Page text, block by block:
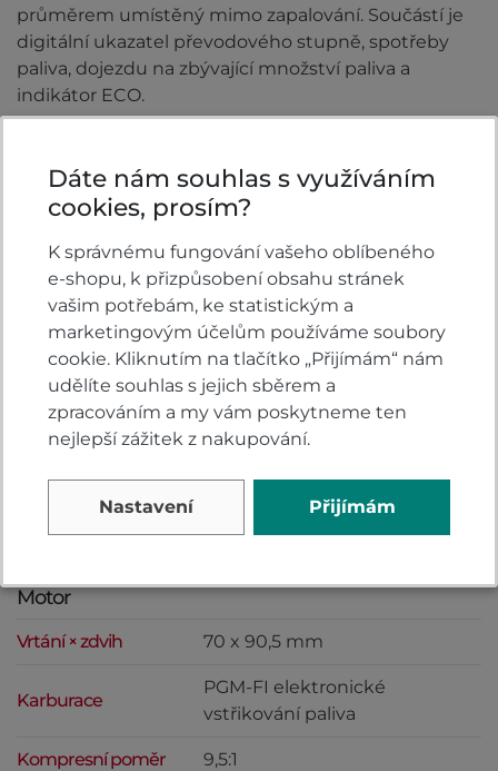
průměrem umístěný mimo zapalování. Součástí je
digitální ukazatel převodového stupně, spotřeby
paliva, dojezdu na zbývající množství paliva a
indikátor ECO.
Motor
Vrtání × zdvih 70 x 90,5 mm
Karburace
PGM-FI elektronické
vstřikování paliva
Kompresní poměr 9,5:1
Dáte nám souhlas s využíváním
cookies, prosím?
K správnému fungování vašeho oblíbeného
e-shopu, k přizpůsobení obsahu stránek
vašim potřebám, ke statistickým a
marketingovým účelům používáme soubory
cookie. Kliknutím na tlačítko „Přijímám“ nám
udělíte souhlas s jejich sběrem a
zpracováním a my vám poskytneme ten
nejlepší zážitek z nakupování.
Nastavení Přijímám